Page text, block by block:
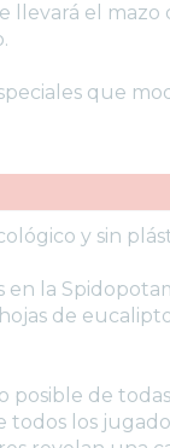
el mazo
que
y sin
la
de
de
los